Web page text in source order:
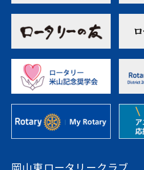
岡山東ロータリークラブ